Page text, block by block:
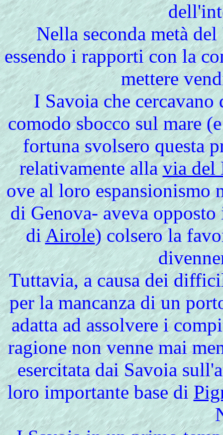
Nella seconda metà
essendo i rapporti con la
mettere
I Savoia che
comodo sbocco sul mare
fortuna svolsero questa
relativamente allavia del
ove al loro espansionismo
di Genova- aveva
diAirole) colsero la
Tuttavia, a causa dei
per la mancanza di un
adatta ad assolvere i
ragione non venne mai
esercitata dai Savoia
loro importante base di